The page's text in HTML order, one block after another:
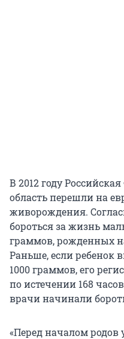
В 2012 году
область перешли на
живорождения.
бороться за жизнь
граммов, рожденных
Раньше, если ребенок
1000 граммов, его
по истечении 168
врачи начинали
«Перед началом родов